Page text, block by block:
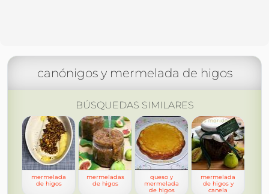
canónigos y mermelada de higos
BÚSQUEDAS SIMILARES
mermelada
de higos
mermeladas
de higos
queso y
mermelada
de higos
mermelada
de higos y
canela